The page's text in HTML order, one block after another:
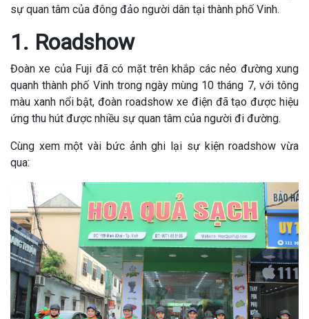
sự quan tâm của đông đảo người dân tại thành phố Vinh.
1. Roadshow
Đoàn xe của Fuji đã có mặt trên khắp các nẻo đường xung
quanh thành phố Vinh trong ngày mùng 10 tháng 7, với tông
màu xanh nổi bật, đoàn roadshow xe điện đã tạo được hiệu
ứng thu hút được nhiều sự quan tâm của người đi đường.
Cùng xem một vài bức ảnh ghi lại sự kiện roadshow vừa
qua: